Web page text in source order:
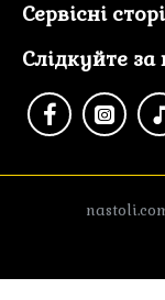
Сервісні
Слідкуйте